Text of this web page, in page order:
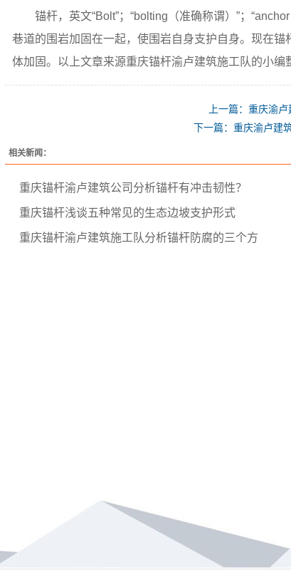
锚杆，英文“Bolt”；“bolting（准确称谓）”；
巷道的围岩加固在一起，使围岩自身支护自身。现在
体加固。以上文章来源重庆锚杆渝卢建筑施工队的小编
上一篇：重庆渝
下一篇：重庆渝卢建
相关新闻：
重庆锚杆渝卢建筑公司分析锚杆有冲击韧性？
重庆锚杆浅谈五种常见的生态边坡支护形式
重庆锚杆渝卢建筑施工队分析锚杆防腐的三个方